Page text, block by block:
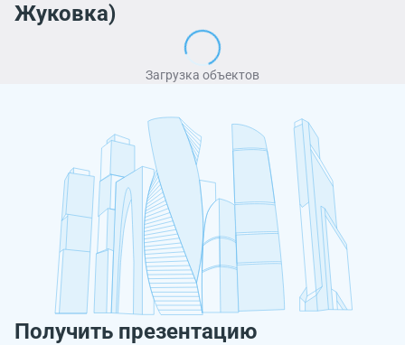
Жуковка)
Загрузка объектов
Получить презентацию